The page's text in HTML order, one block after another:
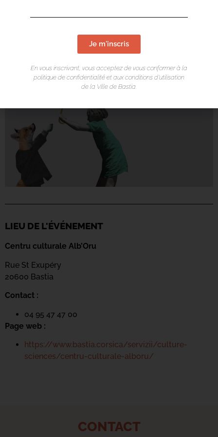
LIEU DE L'ÉVÉNEMENT
Centru culturale Alb’Oru
Rue St Exupéry
20600 Bastia
Contact :
04 95 47 47 00
Page web :
https://www.bastia.corsica/servizii/culture-
sciences/centru-culturale-alboru/
CONTACT
Je m'inscris
En vous inscrivant, vous acceptez de vous conformer à la
politique de confidentialité et aux conditions d’utilisation
de la Ville de Bastia.